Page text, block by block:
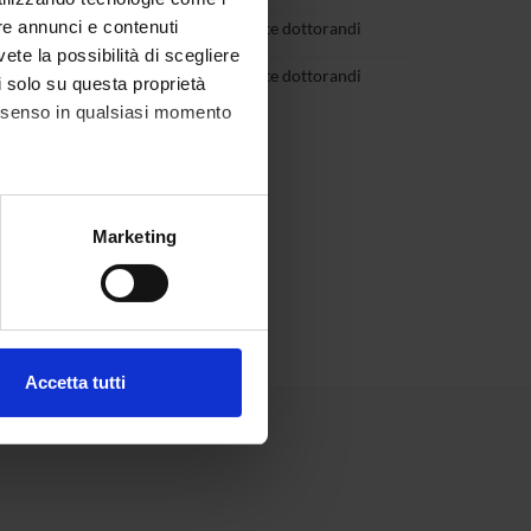
annunci e contenuti
la possibilità di scegliere
su questa proprietà
in qualsiasi momento
metro,
che hai fornito loro o
Marketing
Accetta tutti
Rappresentante dottorandi
Rappresentante dottorandi